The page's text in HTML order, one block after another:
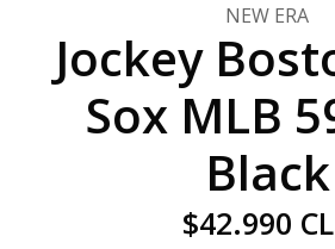
NEW ERA
Jockey
Sox MLB
Black
$42.990